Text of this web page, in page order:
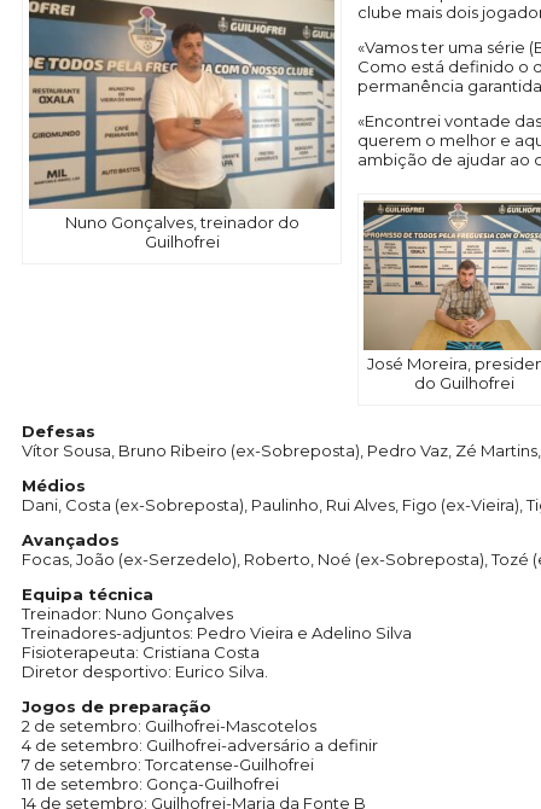
Nuno Gonçalves, treinador do
Guilhofrei
clube mais dois
«Vamos ter uma série
Como está definido o
permanência
«Encontrei vontade
querem o melhor e
ambição de ajudar ao
José Moreira,
do Guilhofrei
Defesas
Vítor Sousa, Bruno Ribeiro (ex-Sobreposta), Pedro Vaz, Zé
Médios
Dani, Costa (ex-Sobreposta), Paulinho, Rui Alves, Figo (ex-Vieira),
Avançados
Focas, João (ex-Serzedelo), Roberto, Noé (ex-Sobreposta), Tozé
Equipa técnica
Treinador: Nuno Gonçalves
Treinadores-adjuntos: Pedro Vieira e Adelino Silva
Fisioterapeuta: Cristiana Costa
Diretor desportivo: Eurico Silva.
Jogos de preparação
2 de setembro: Guilhofrei-Mascotelos
4 de setembro: Guilhofrei-adversário a definir
7 de setembro: Torcatense-Guilhofrei
11 de setembro: Gonça-Guilhofrei
14 de setembro: Guilhofrei-Maria da Fonte B